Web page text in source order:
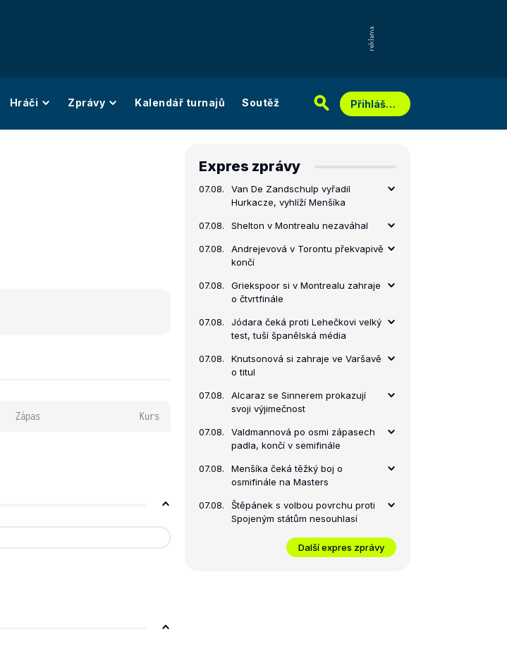
Hráči Zprávy Kalendář turnajů Soutěž Přihlášení
Zápas Kurs
Expres zprávy
07.08.
Van De Zandschulp vyřadil
Hurkacze, vyhlíží Menšíka
07.08. Shelton v Montrealu nezaváhal
07.08.
Andrejevová v Torontu překvapivě
končí
07.08.
Griekspoor si v Montrealu zahraje
o čtvrtfinále
07.08.
Jódara čeká proti Lehečkovi velký
test, tuší španělská média
07.08.
Knutsonová si zahraje ve Varšavě
o titul
07.08.
Alcaraz se Sinnerem prokazují
svoji výjimečnost
07.08.
Valdmannová po osmi zápasech
padla, končí v semifinále
07.08.
Menšíka čeká těžký boj o
osmifinále na Masters
07.08.
Štěpánek s volbou povrchu proti
Spojeným státům nesouhlasí
Další expres zprávy